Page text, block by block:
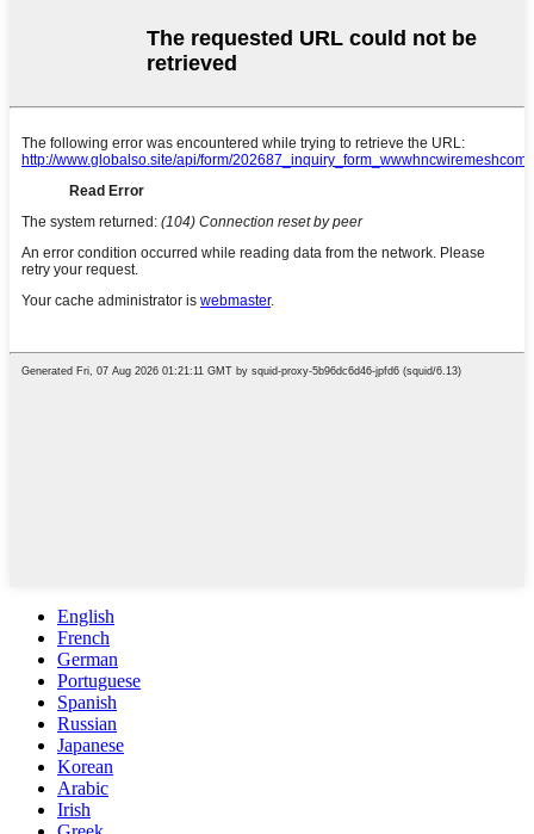
English
French
German
Portuguese
Spanish
Russian
Japanese
Korean
Arabic
Irish